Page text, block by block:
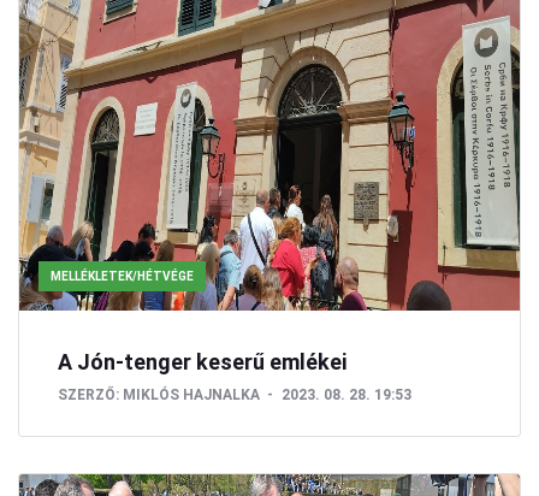
MELLÉKLETEK/HÉTVÉGE
A Jón-tenger keserű emlékei
SZERZŐ: MIKLÓS HAJNALKA 2023. 08. 28. 19:53